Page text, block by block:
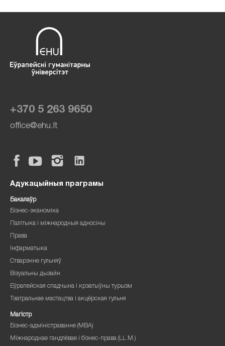
+370 5 263 9650
office@ehu.lt
Адукацыйныя праграмы
Бакалаўр
Бізнес-эканоміка
Палітыка і міжнародныя адносіны
Права
Інфарматыка
Стварэнне гульняў
Візуальны дызайн
Еўрапейская спадчына і крэатыўны турызм
Тэатральнае мастацтва і акцёрская гульня
Магістр
Бізнес-адміністраванне (MBA)
Міжнароднае гандлёвае і бізнес-права (LL.M.)